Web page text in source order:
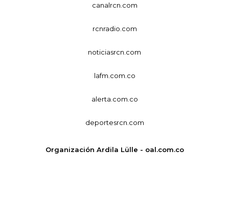
canalrcn.com
rcnradio.com
noticiasrcn.com
lafm.com.co
alerta.com.co
deportesrcn.com
Organización Ardila Lülle - oal.com.co